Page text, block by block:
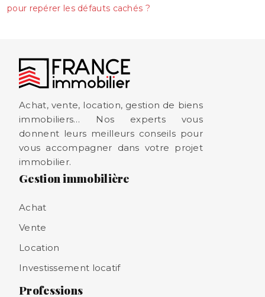
pour repérer les défauts cachés ?
Achat, vente, location, gestion de biens
immobiliers… Nos experts vous
donnent leurs meilleurs conseils pour
vous accompagner dans votre projet
immobilier.
Gestion immobilière
Achat
Vente
Location
Investissement locatif
Professions